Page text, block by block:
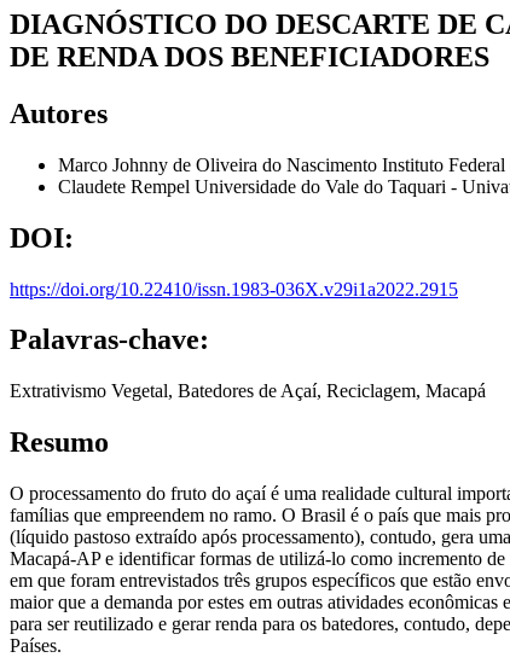
DIAGNÓSTICO DO DESCARTE DE
DE RENDA DOS BENEFICIADORES
Autores
Marco Johnny de Oliveira do Nascimento Instituto
Claudete Rempel Universidade do Vale do Taquari -
DOI:
https://doi.org/10.22410/issn.1983-036X.v29i1a2022.2915
Palavras-chave:
Extrativismo Vegetal, Batedores de Açaí, Reciclagem, Macapá
Resumo
O processamento do fruto do açaí é uma realidade cultural
famílias que empreendem no ramo. O Brasil é o país que mais
(líquido pastoso extraído após processamento), contudo, gera
Macapá-AP e identificar formas de utilizá-lo como incremento
em que foram entrevistados três grupos específicos que estão
maior que a demanda por estes em outras atividades
para ser reutilizado e gerar renda para os batedores, contudo,
Países.